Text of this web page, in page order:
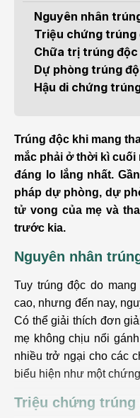
Nguyên nhân
Triệu chứng trúng
Chữa trị trúng
Dự phòng trúng
Hậu di chứng
Trúng độc khi mang
mắc phải ở thời kì cuối
đáng lo lắng nhất.
pháp dự phòng, dự
tử vong của mẹ và
trước kia.
Nguyên nhân
Tuy trúng độc do
cao, nhưng đến nay,
Có thể giải thích đơn
mẹ không chịu nổi
nhiều trở ngại cho các
biểu hiện như một
Triệu chứng